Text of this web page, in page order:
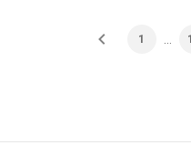
1